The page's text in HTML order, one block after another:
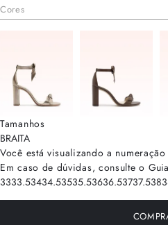
Cores
Tamanhos
BRAITA
Você está visualizando a numeração
Em caso de dúvidas, consulte o
3333.53434.53535.53636.53737.538